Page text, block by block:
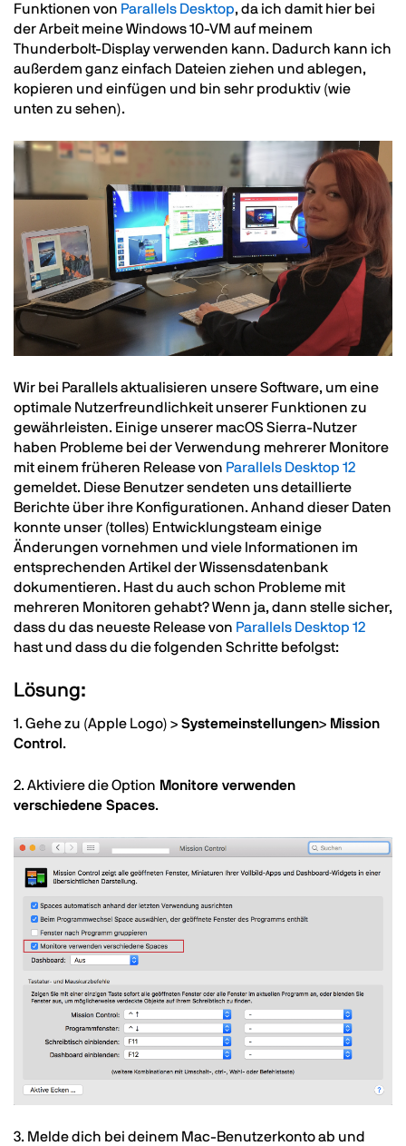
Funktionen von Parallels Desktop, da ich damit hier bei
der Arbeit meine Windows 10-VM auf meinem
Thunderbolt-Display verwenden kann. Dadurch kann ich
außerdem ganz einfach Dateien ziehen und ablegen,
kopieren und einfügen und bin sehr produktiv (wie
unten zu sehen).
Image
Text
Wir bei Parallels aktualisieren unsere Software, um eine
optimale Nutzerfreundlichkeit unserer Funktionen zu
gewährleisten. Einige unserer macOS Sierra-Nutzer
haben Probleme bei der Verwendung mehrerer Monitore
mit einem früheren Release von Parallels Desktop 12
gemeldet. Diese Benutzer sendeten uns detaillierte
Berichte über ihre Konfigurationen. Anhand dieser Daten
konnte unser (tolles) Entwicklungsteam einige
Änderungen vornehmen und viele Informationen im
entsprechenden Artikel der Wissensdatenbank
dokumentieren. Hast du auch schon Probleme mit
mehreren Monitoren gehabt? Wenn ja, dann stelle sicher,
dass du das neueste Release von Parallels Desktop 12
hast und dass du die folgenden Schritte befolgst:
Lösung:
1. Gehe zu (Apple Logo) > Systemeinstellungen> Mission
Control .
2. Aktiviere die Option Monitore verwenden
verschiedene Spaces.
Image
Text
3. Melde dich bei deinem Mac-Benutzerkonto ab und